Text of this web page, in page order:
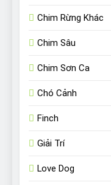
Chim Rừng Khác
Chim Sâu
Chim Sơn Ca
Chó Cảnh
Finch
Giải Trí
Love Dog